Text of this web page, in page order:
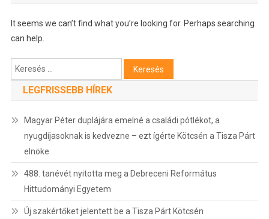
It seems we can’t find what you’re looking for. Perhaps searching
can help.
Keresés:
LEGFRISSEBB HÍREK
Magyar Péter duplájára emelné a családi pótlékot, a
nyugdíjasoknak is kedvezne – ezt ígérte Kötcsén a Tisza Párt
elnöke
488. tanévét nyitotta meg a Debreceni Református
Hittudományi Egyetem
Új szakértőket jelentett be a Tisza Párt Kötcsén